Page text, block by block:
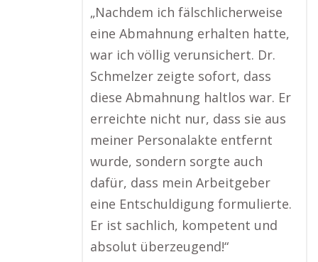
„Nachdem ich fälschlicherweise
eine Abmahnung erhalten hatte,
war ich völlig verunsichert. Dr.
Schmelzer zeigte sofort, dass
diese Abmahnung haltlos war. Er
erreichte nicht nur, dass sie aus
meiner Personalakte entfernt
wurde, sondern sorgte auch
dafür, dass mein Arbeitgeber
eine Entschuldigung formulierte.
Er ist sachlich, kompetent und
absolut überzeugend!“